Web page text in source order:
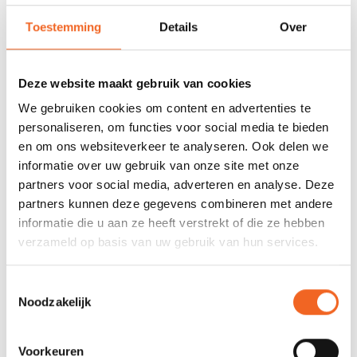
Toestemming Details Over
Deze website maakt gebruik van cookies
We gebruiken cookies om content en advertenties te
personaliseren, om functies voor social media te bieden
en om ons websiteverkeer te analyseren. Ook delen we
informatie over uw gebruik van onze site met onze
partners voor social media, adverteren en analyse. Deze
partners kunnen deze gegevens combineren met andere
informatie die u aan ze heeft verstrekt of die ze hebben
verzameld op basis van uw gebruik van hun services.
Noodzakelijk
Voorkeuren
Let op! Afbeeldingen zijn alleen ter kleurindicatie. Vinyl
rand/houten rand is een extra optie-keuze.
SPECIFICATIES
Materiaal: T-Formex
Lengte: 460 cm
Breedte: 89 cm
Gewicht: 27 kg
REVIEWS